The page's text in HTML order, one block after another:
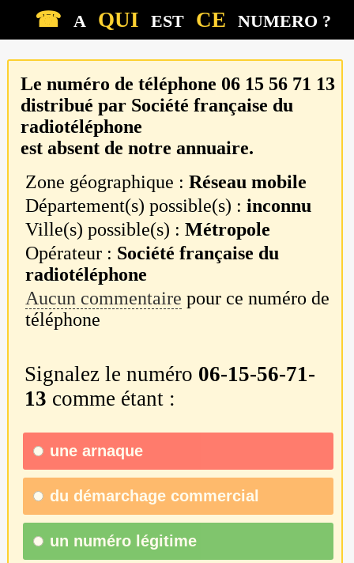
☎ A QUI EST CE NUMERO ?
Le numéro de téléphone 06 15 56 71 13
distribué par Société française du
radiotéléphone
est absent de notre annuaire.
Zone géographique :Réseau mobile
Département(s) possible(s) :inconnu
Ville(s) possible(s) :Métropole
Opérateur : Société française du
radiotéléphone
Aucun commentaire pour ce numéro de
téléphone
Signalez le numéro 06-15-56-71-
13 comme étant :
une arnaque
du démarchage commercial
un numéro légitime